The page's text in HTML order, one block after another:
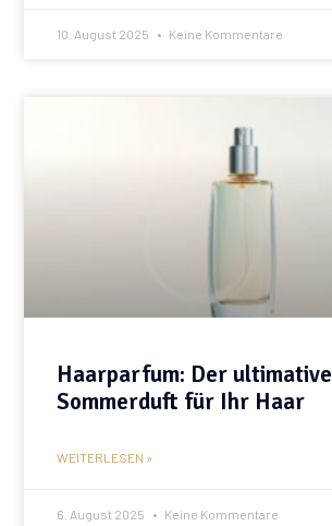
10. August 2025 Keine Kommentare
Haarparfum: Der ultimative
Sommerduft für Ihr Haar
WEITERLESEN »
6. August 2025 Keine Kommentare